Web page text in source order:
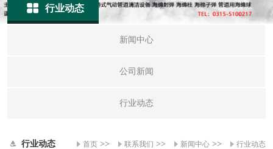
行业动态
新闻中心
公司新闻
行业动态
行业动态 首页 >> 联系我们 >> 新闻中心 >> 行业动态